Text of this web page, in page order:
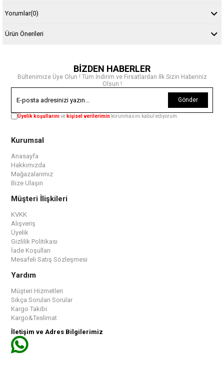
Yorumlar(0)
Ürün Önerileri
BİZDEN HABERLER
Bültenimize Üye Olun ! Tüm İndirim ve Fırsatlardan İlk Sizin Haberiniz
Olsun !
Gönder
Üyelik koşullarınıve kişisel verilerimin korunmasını kabul ediyorum.
Kurumsal
Anasayfa
Hakkımızda
Mağazalarımız
Bize Ulaşın
Müşteri İlişkileri
KVKK
Alışveriş
Üyelik
Gizlilik Politikası
İade Koşulları
Mesafeli Satış Sözleşmesi
Yardım
Müşteri Hizmetleri
Sıkça Sorulan Sorular
Kargo Takibi
Kargo&Teslimat
İletişim ve Adres Bilgilerimiz